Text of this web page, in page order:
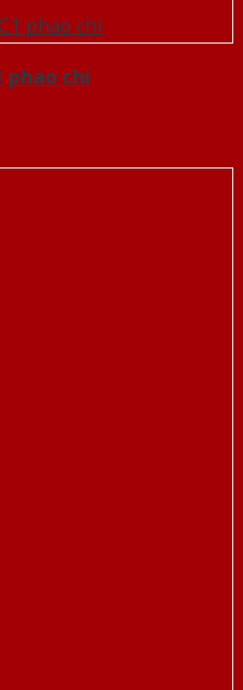
phao chi